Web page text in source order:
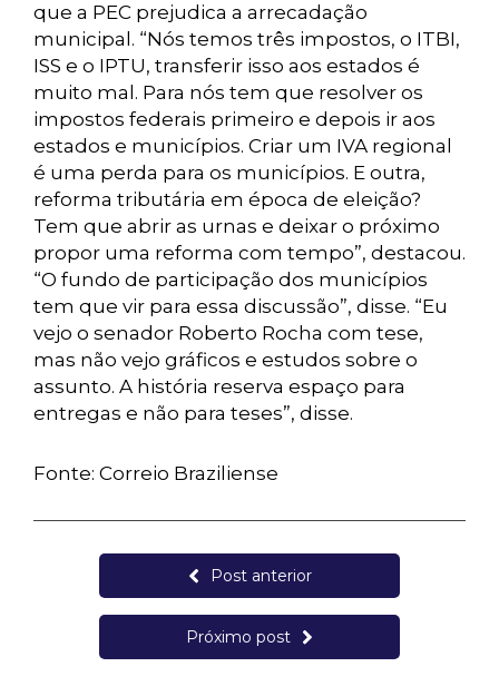
que a PEC prejudica a arrecadação
municipal. “Nós temos três impostos, o ITBI,
ISS e o IPTU, transferir isso aos estados é
muito mal. Para nós tem que resolver os
impostos federais primeiro e depois ir aos
estados e municípios. Criar um IVA regional
é uma perda para os municípios. E outra,
reforma tributária em época de eleição?
Tem que abrir as urnas e deixar o próximo
propor uma reforma com tempo”, destacou.
“O fundo de participação dos municípios
tem que vir para essa discussão”, disse. “Eu
vejo o senador Roberto Rocha com tese,
mas não vejo gráficos e estudos sobre o
assunto. A história reserva espaço para
entregas e não para teses”, disse.
Fonte: Correio Braziliense
Post anterior
Próximo post